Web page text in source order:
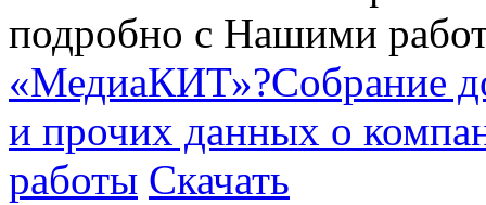
подробно с Нашими
«МедиаКИТ»?Собрание
и прочих данных о
работы Скачать